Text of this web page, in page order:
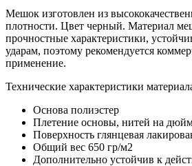
Мешок изготовлен из
плотности. Цвет черный. Материал
прочностные характеристики,
ударам, поэтому рекомендуется
применение.
Технические характеристики
Основа полиэстер
Плетение основы, нитей на
Поверхность глянцевая
Общий вес 650 гр/м2
Дополнительно устойчив к